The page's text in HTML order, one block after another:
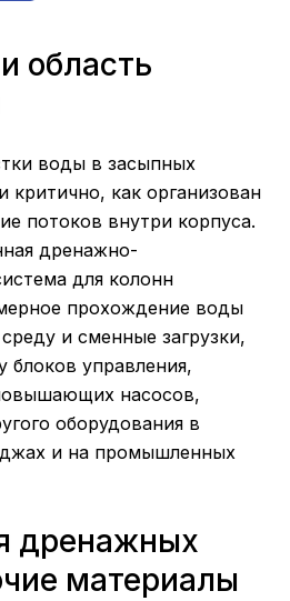
область
воды в засыпных
критично, как организован
потоков внутри корпуса.
дренажно-
для колонн
прохождение воды
и сменные загрузки,
блоков управления,
насосов,
оборудования в
и на промышленных
дренажных
материалы